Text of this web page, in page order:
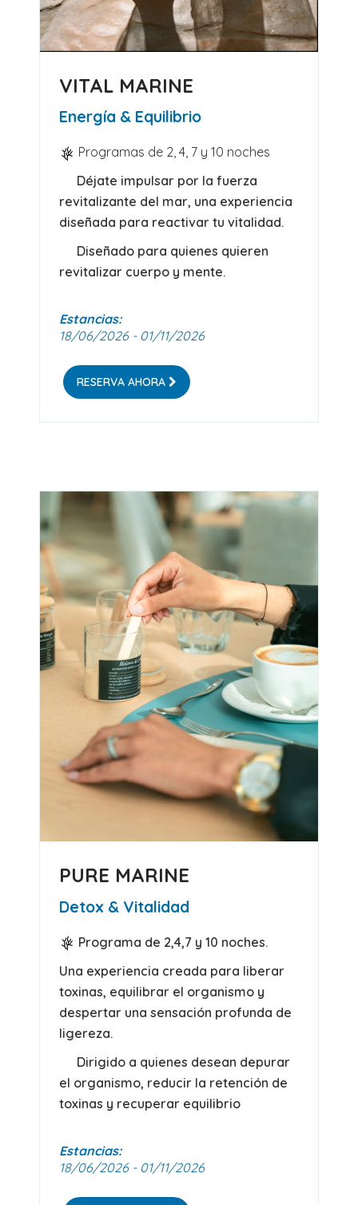
VITAL MARINE
Energía & Equilibrio
Programas de 2, 4, 7 y 10 noches
Déjate impulsar por la fuerza
revitalizante del mar, una experiencia
diseñada para reactivar tu vitalidad.
Diseñado para quienes quieren
revitalizar cuerpo y mente.
Estancias:
18/06/2026 - 01/11/2026
RESERVA AHORA
PURE MARINE
Detox & Vitalidad
Programa de 2,4,7 y 10 noches.
Una experiencia creada para liberar
toxinas, equilibrar el organismo y
despertar una sensación profunda de
ligereza.
Dirigido a quienes desean depurar
el organismo, reducir la retención de
toxinas y recuperar equilibrio
Estancias:
18/06/2026 - 01/11/2026